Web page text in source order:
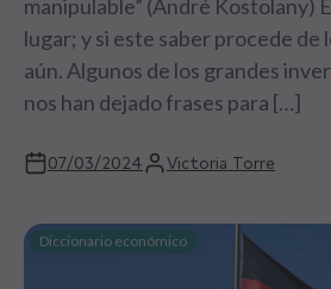
manipulable” (André Kostolany)
lugar; y si este saber procede de
aún. Algunos de los grandes
nos han dejado frases para […]
07/03/2024 Victoria Torre
Diccionario económico